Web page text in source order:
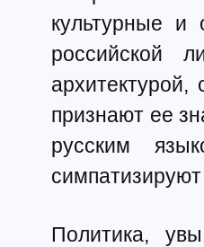
культурные
российской
признают ее
русским
Политика,